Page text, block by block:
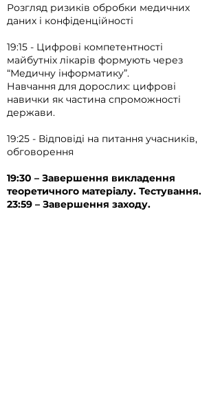
Розгляд ризиків обробки медичних
даних і конфіденційності
19:15 - Цифрові компетентності
майбутніх лікарів формують через
“Медичну інформатику”.
Навчання для дорослих: цифрові
навички як частина спроможності
держави.
19:25 - Відповіді на питання учасників,
обговорення
19:30 – Завершення викладення
теоретичного матеріалу. Тестування.
23:59 – Завершення заходу.